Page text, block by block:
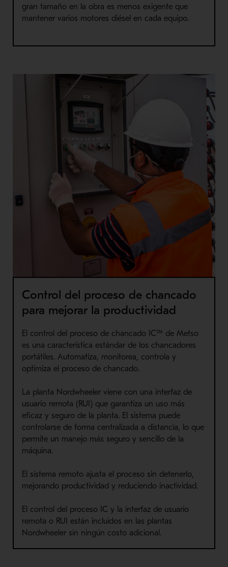
gran tamaño en la obra es menos exigente que
mantener varios motores diésel en cada equipo.
Control del proceso de chancado
para mejorar la productividad
El control del proceso de chancado IC™ de Metso
es una característica estándar de los chancadores
portátiles. Automatiza, monitorea, controla y
optimiza el proceso de chancado.
La planta Nordwheeler viene con una interfaz de
usuario remota (RUI) que garantiza un uso más
eficaz y seguro de la planta. El sistema puede
controlarse de forma centralizada a distancia, lo que
permite un manejo más seguro y sencillo de la
máquina.
El sistema remoto ajusta el proceso sin detenerlo,
mejorando productividad y reduciendo inactividad.
El control del proceso IC y la interfaz de usuario
remota o RUI están incluidos en las plantas
Nordwheeler sin ningún costo adicional.